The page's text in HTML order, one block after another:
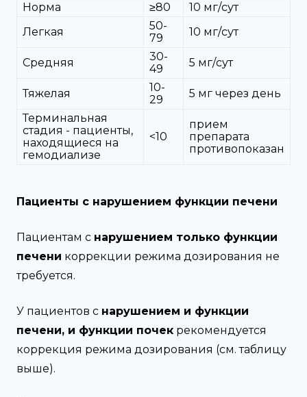
Норма
≥80
10 мг/сут
Легкая
50-
79
10 мг/сут
Средняя
30-
49
5 мг/сут
Тяжелая
10-
29
5 мг через день
Терминальная
стадия - пациенты,
находящиеся на
гемодиализе
<10
прием
препарата
противопоказан
Пациенты с нарушением функции печени
Пациентам с нарушением только функции
печени коррекции режима дозирования не
требуется.
У пациентов с нарушением и функции
печени, и функции почек рекомендуется
коррекция режима дозирования (см. таблицу
выше).